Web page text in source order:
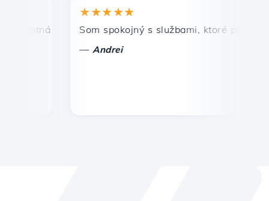
a efektívna technická podpora.
★★★★★
Som spokojný s službami, ktoré ponúka
Andrei